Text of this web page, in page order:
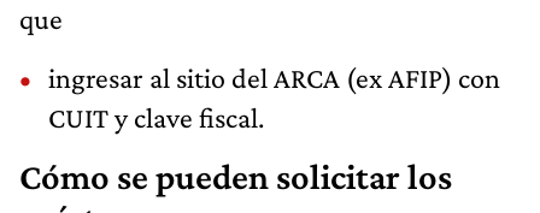
que
ingresar al sitio del ARCA (ex AFIP) con
CUIT y clave fiscal.
Cómo se pueden solicitar los